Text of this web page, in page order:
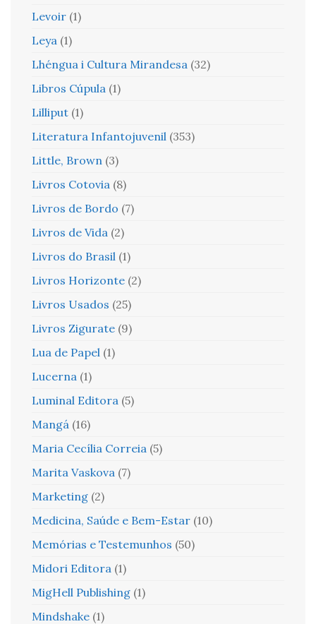
Levoir (1)
Leya (1)
Lhéngua i Cultura Mirandesa (32)
Libros Cúpula (1)
Lilliput (1)
Literatura Infantojuvenil (353)
Little, Brown (3)
Livros Cotovia (8)
Livros de Bordo (7)
Livros de Vida (2)
Livros do Brasil (1)
Livros Horizonte (2)
Livros Usados (25)
Livros Zigurate (9)
Lua de Papel (1)
Lucerna (1)
Luminal Editora (5)
Mangá (16)
Maria Cecília Correia (5)
Marita Vaskova (7)
Marketing (2)
Medicina, Saúde e Bem-Estar (10)
Memórias e Testemunhos (50)
Midori Editora (1)
MigHell Publishing (1)
Mindshake (1)